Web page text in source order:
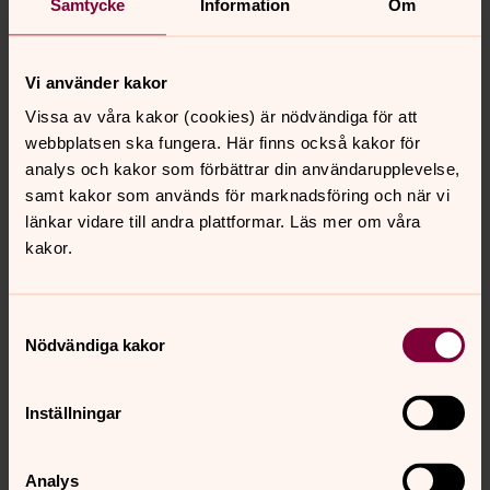
Samtycke Information Om
Vi använder kakor
Vissa av våra kakor (cookies) är nödvändiga för att
webbplatsen ska fungera. Här finns också kakor för
analys och kakor som förbättrar din användarupplevelse,
samt kakor som används för marknadsföring och när vi
länkar vidare till andra plattformar. Läs mer om våra
kakor.
Nödvändiga kakor
Inställningar
Analys
Församlingsassistent, Församlingsvärdinna, Åker-